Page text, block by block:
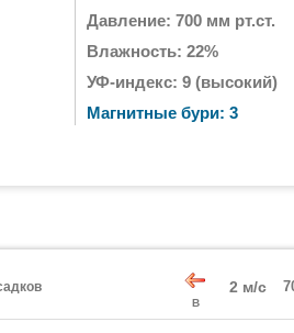
Давление: 700 мм рт.ст.
Влажность: 22%
УФ-индекс: 9 (высокий)
Магнитные бури: 3
В
2 м/с